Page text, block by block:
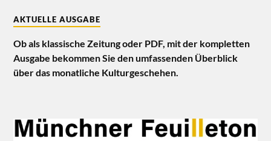
AKTUELLE AUSGABE
Ob als klassische Zeitung oder PDF, mit der kompletten
Ausgabe bekommen Sie den umfassenden Überblick
über das monatliche Kulturgeschehen.